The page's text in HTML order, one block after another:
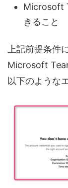
Microsoft
きること
上記前提条件
Microsoft
以下のような